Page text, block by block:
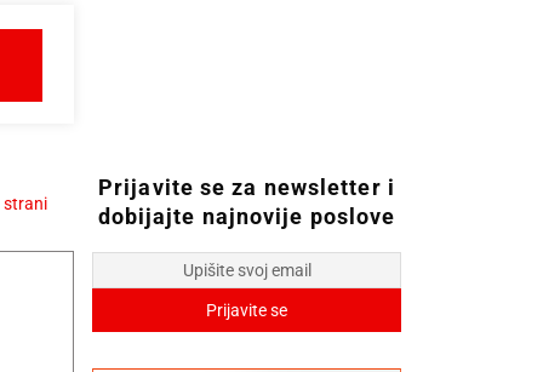
Prijavite se za newsletter i
dobijajte najnovije poslove